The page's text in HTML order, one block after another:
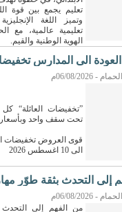
تعليم يجمع بين قوة
وتميز اللغة
تعليمية عالمية، مع
الهوية الوطنية والقيم.
الى المدارس
06/08/2026م
”تخفيضات العائلة“ كل
تحت سقف واحد وبأسعار
قوى العروض تخفيضات
​الى 10 اغسطس 2026
https://
[التفاصيل]
إلى التحدث بثقة طوّر
06/08/2026م
من الفهم إلى التحدث